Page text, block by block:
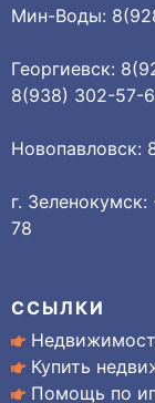
Мин-Воды:
Георгиевск:
8(938) 302-57-
Новопавловск:
г.
78
ССЫЛКИ
Купить
Помощь по